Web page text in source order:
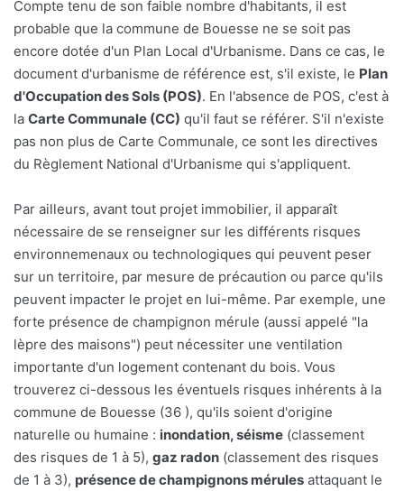
Compte tenu de son faible nombre d'habitants, il est
probable que la commune de Bouesse ne se soit pas
encore dotée d'un Plan Local d'Urbanisme. Dans ce cas, le
document d'urbanisme de référence est, s'il existe, le Plan
d'Occupation des Sols (POS). En l'absence de POS, c'est à
la Carte Communale (CC) qu'il faut se référer. S'il n'existe
pas non plus de Carte Communale, ce sont les directives
du Règlement National d'Urbanisme qui s'appliquent.
Par ailleurs, avant tout projet immobilier, il apparaît
nécessaire de se renseigner sur les différents risques
environnemenaux ou technologiques qui peuvent peser
sur un territoire, par mesure de précaution ou parce qu'ils
peuvent impacter le projet en lui-même. Par exemple, une
forte présence de champignon mérule (aussi appelé "la
lèpre des maisons") peut nécessiter une ventilation
importante d'un logement contenant du bois. Vous
trouverez ci-dessous les éventuels risques inhérents à la
commune de Bouesse (36 ), qu'ils soient d'origine
naturelle ou humaine : inondation, séisme (classement
des risques de 1 à 5), gaz radon (classement des risques
de 1 à 3), présence de champignons mérules attaquant le